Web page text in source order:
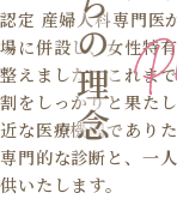
認定 産婦人科専門医
場に併設し、女性特
整えました。これま
割をしっかりと果た
近な医療機関であり
専門的な診断と、一
供いたします。